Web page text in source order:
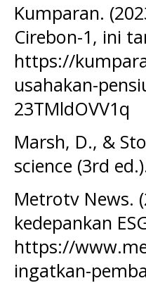
Kumparan.
Cirebon-1, ini
https://
usahakan-
23TMldOVV1q
Marsh, D., &
science (3rd
Metrotv News.
kedepankan
https://
ingatkan-